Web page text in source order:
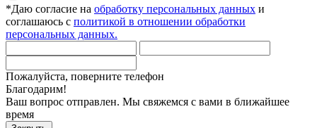
*Даю согласие на обработку персональных данных и
соглашаюсь с политикой в отношении обработки
персональных данных.
Пожалуйста, поверните телефон
Благодарим!
Ваш вопрос отправлен. Мы свяжемся с вами в ближайшее
время